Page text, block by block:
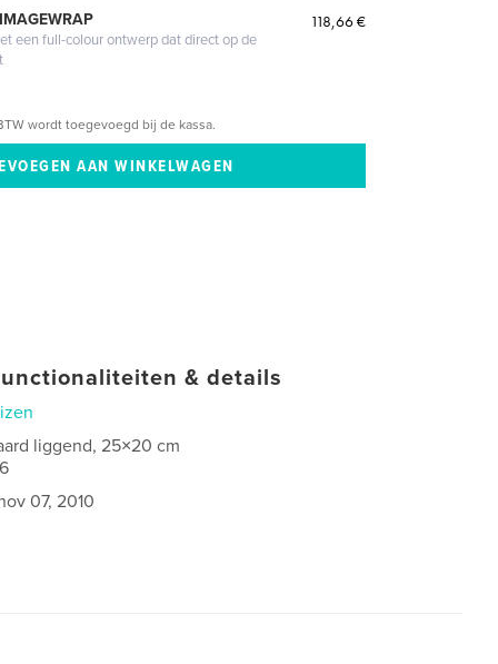
een full-colour ontwerp dat direct op de
118,66 €
wordt toegevoegd bij de kassa.
& details
liggend, 25×20 cm
07, 2010